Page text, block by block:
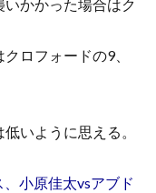
かかった場合はク
ロフォードの9、
いように思える。
、小原佳太vsアブド